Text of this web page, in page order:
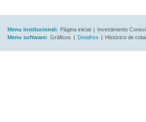
Menu institucional: Página inicial | Investimento
Menu software: Gráficos | Detalhes | Histórico de